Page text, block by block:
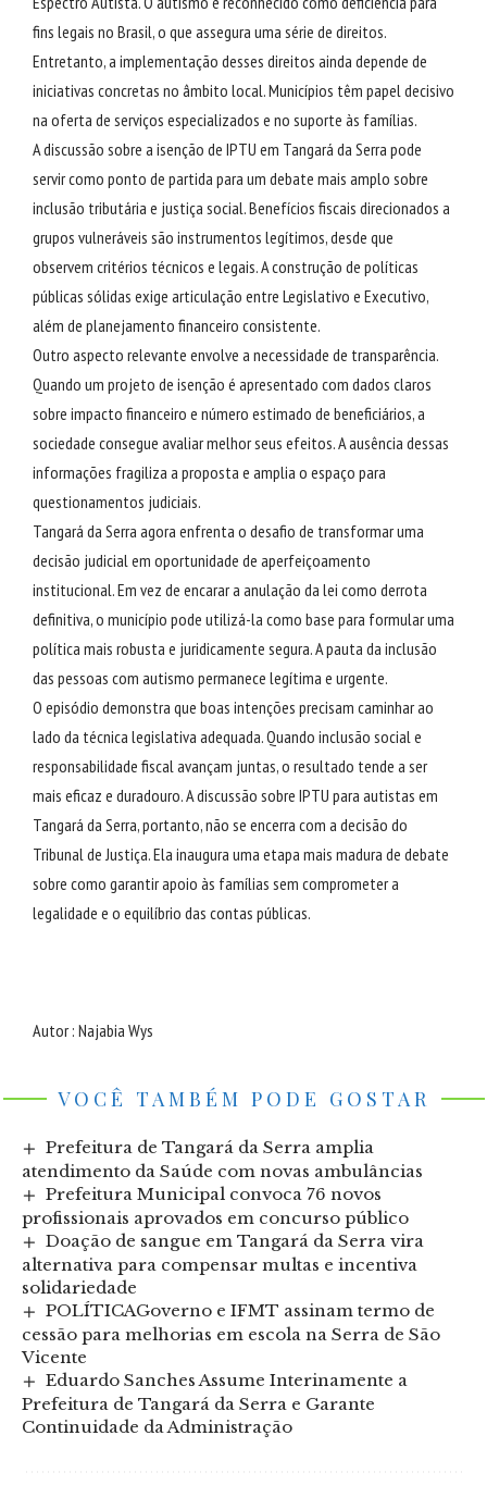
fins legais no Brasil, o que assegura uma série de direitos.
Entretanto, a implementação desses direitos ainda depende de
iniciativas concretas no âmbito local. Municípios têm papel decisivo
na oferta de serviços especializados e no suporte às famílias.
A discussão sobre a isenção de IPTU em Tangará da Serra pode
servir como ponto de partida para um debate mais amplo sobre
inclusão tributária e justiça social. Benefícios fiscais direcionados a
grupos vulneráveis são instrumentos legítimos, desde que
observem critérios técnicos e legais. A construção de políticas
públicas sólidas exige articulação entre Legislativo e Executivo,
além de planejamento financeiro consistente.
Outro aspecto relevante envolve a necessidade de transparência.
Quando um projeto de isenção é apresentado com dados claros
sobre impacto financeiro e número estimado de beneficiários, a
sociedade consegue avaliar melhor seus efeitos. A ausência dessas
informações fragiliza a proposta e amplia o espaço para
questionamentos judiciais.
Tangará da Serra agora enfrenta o desafio de transformar uma
decisão judicial em oportunidade de aperfeiçoamento
institucional. Em vez de encarar a anulação da lei como derrota
definitiva, o município pode utilizá-la como base para formular uma
política mais robusta e juridicamente segura. A pauta da inclusão
das pessoas com autismo permanece legítima e urgente.
O episódio demonstra que boas intenções precisam caminhar ao
lado da técnica legislativa adequada. Quando inclusão social e
responsabilidade fiscal avançam juntas, o resultado tende a ser
mais eficaz e duradouro. A discussão sobre IPTU para autistas em
Tangará da Serra, portanto, não se encerra com a decisão do
Tribunal de Justiça. Ela inaugura uma etapa mais madura de debate
sobre como garantir apoio às famílias sem comprometer a
legalidade e o equilíbrio das contas públicas.
Autor : Najabia Wys
VOCÊ TAMBÉM PODE GOSTAR
Prefeitura de Tangará da Serra amplia
atendimento da Saúde com novas ambulâncias
Prefeitura Municipal convoca 76 novos
profissionais aprovados em concurso público
Doação de sangue em Tangará da Serra vira
alternativa para compensar multas e incentiva
solidariedade
POLÍTICAGoverno e IFMT assinam termo de
cessão para melhorias em escola na Serra de São
Vicente
Eduardo Sanches Assume Interinamente a
Prefeitura de Tangará da Serra e Garante
Continuidade da Administração